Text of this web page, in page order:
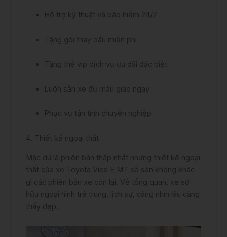
Hỗ trợ kỹ thuật và bảo hiểm 24/7
Tặng gói thay dầu miễn phí
Tặng thẻ vip dịch vụ ưu đãi đặc biệt
Luôn sẵn xe đủ màu giao ngay
Phục vụ tận tình chuyên nghiệp
4. Thiết kế ngoại thất
Mặc dù là phiên bản thấp nhất nhưng thiết kế ngoại
thất của xe Toyota Vios E MT số sàn không khác
gì các phiên bản xe còn lại. Về tổng quan, xe sở
hữu ngoại hình trẻ trung, lịch sự, càng nhìn lâu càng
thấy đẹp.